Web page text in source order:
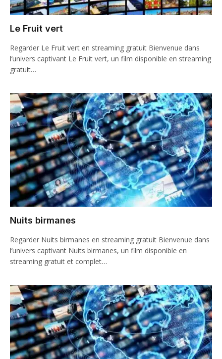
Le Fruit vert
Regarder Le Fruit vert en streaming gratuit Bienvenue dans
l’univers captivant Le Fruit vert, un film disponible en streaming
gratuit…
Nuits birmanes
Regarder Nuits birmanes en streaming gratuit Bienvenue dans
l’univers captivant Nuits birmanes, un film disponible en
streaming gratuit et complet…